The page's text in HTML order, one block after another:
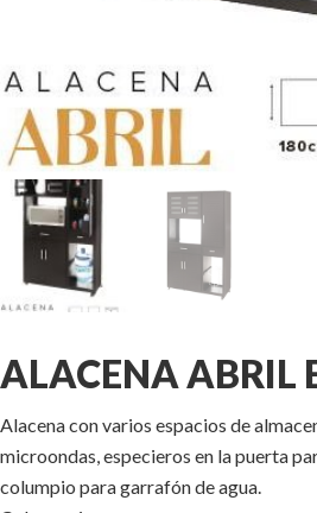
ALACENA ABRIL
Alacena con varios espacios de
microondas, especieros en la puerta
columpio para garrafón de agua.